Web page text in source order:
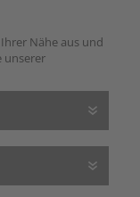
Nähe aus und
unserer